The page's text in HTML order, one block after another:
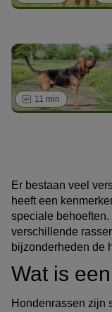
11 min
Er bestaan veel
heeft een
speciale
verschillende
bijzonderheden de
Wat is
Hondenrassen zijn